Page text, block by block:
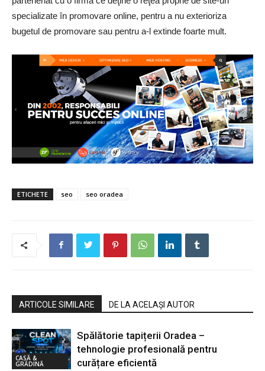
specializate în promovare online, pentru a nu exterioriza
bugetul de promovare sau pentru a-l extinde foarte mult.
ETICHETE seo seo oradea
ARTICOLE SIMILARE DE LA ACELAȘI AUTOR
CASĂ &
GRĂDINĂ
Spălătorie tapițerii Oradea –
tehnologie profesională pentru
curățare eficientă